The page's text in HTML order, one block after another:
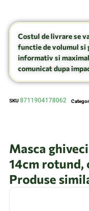
Costul de livrare se
functie de volumul si
informativ si
comunicat dupa
SKU 8711904178062
Masca
14cm rotund,
Produse